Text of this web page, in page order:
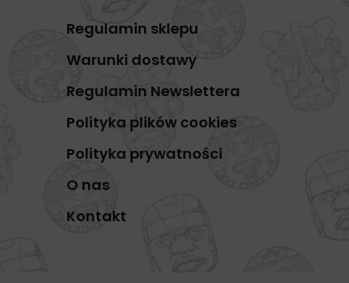
Regulamin sklepu
Warunki dostawy
Regulamin Newslettera
Polityka plików cookies
Polityka prywatności
O nas
Kontakt